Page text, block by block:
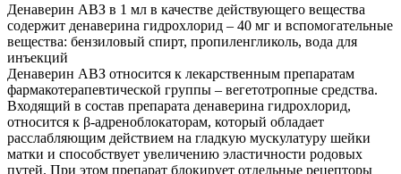
Денаверин АВЗ в 1 мл в качестве действующего вещества
содержит денаверина гидрохлорид – 40 мг и вспомогательные
вещества: бензиловый спирт, пропиленгликоль, вода для
инъекций
Денаверин АВЗ относится к лекарственным препаратам
фармакотерапевтической группы – вегетотропные средства.
Входящий в состав препарата денаверина гидрохлорид,
относится к β-адреноблокаторам, который обладает
расслабляющим действием на гладкую мускулатуру шейки
матки и способствует увеличению эластичности родовых
путей. При этом препарат блокирует отдельные рецепторы